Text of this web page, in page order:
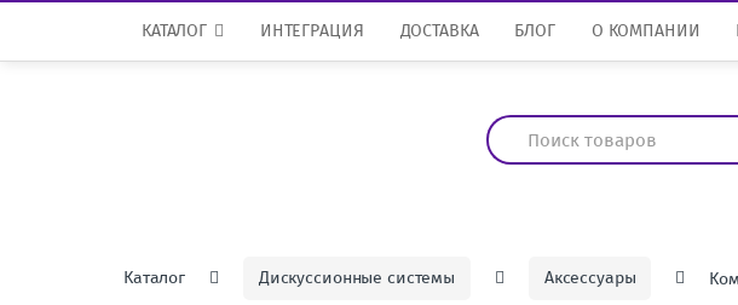
КАТАЛОГ
ИНТЕГРАЦИЯ ДОСТАВКА БЛОГ О КОМПАНИИ
И
с
Каталог Дискуссионные системы Аксессуары